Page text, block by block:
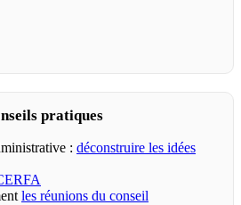
pratiques
: déconstruire les idées
les réunions du conseil